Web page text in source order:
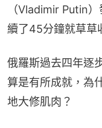
（Vladimir Putin
續了45分鐘就草草
俄羅斯過去四年逐
算是有所成就，為
地大修肌肉？